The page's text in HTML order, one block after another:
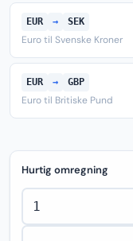
EUR → SEK
Euro til Svenske Kroner
EUR → GBP
Euro til Britiske Pund
Hurtig omregning